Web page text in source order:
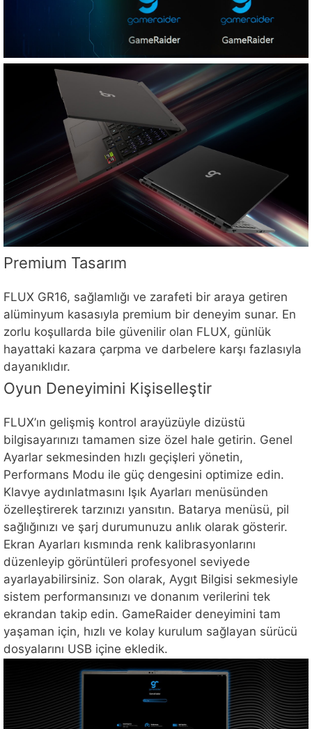
Premium Tasarım
FLUX GR16, sağlamlığı ve zarafeti bir araya getiren
alüminyum kasasıyla premium bir deneyim sunar. En
zorlu koşullarda bile güvenilir olan FLUX, günlük
hayattaki kazara çarpma ve darbelere karşı fazlasıyla
dayanıklıdır.
Oyun Deneyimini Kişiselleştir
FLUX’ın gelişmiş kontrol arayüzüyle dizüstü
bilgisayarınızı tamamen size özel hale getirin. Genel
Ayarlar sekmesinden hızlı geçişleri yönetin,
Performans Modu ile güç dengesini optimize edin.
Klavye aydınlatmasını Işık Ayarları menüsünden
özelleştirerek tarzınızı yansıtın. Batarya menüsü, pil
sağlığınızı ve şarj durumunuzu anlık olarak gösterir.
Ekran Ayarları kısmında renk kalibrasyonlarını
düzenleyip görüntüleri profesyonel seviyede
ayarlayabilirsiniz. Son olarak, Aygıt Bilgisi sekmesiyle
sistem performansınızı ve donanım verilerini tek
ekrandan takip edin. GameRaider deneyimini tam
yaşaman için, hızlı ve kolay kurulum sağlayan sürücü
dosyalarını USB içine ekledik.